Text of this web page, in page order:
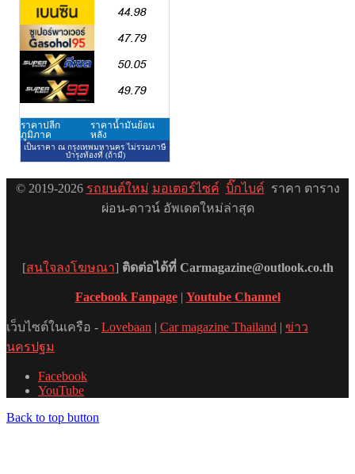
© 2019-2026 รถยนต์ใหม่ มอเตอร์ไซค์ บิ๊กไบค์ ราคา ตาราง
ผ่อน-ดาวน์ อัพเดตใหม่ล่าสุด
[สนใจลงโฆษณา] ติดต่อได้ที่ Carmagazine@outlook.co.th
Facebook Fanpage| Youtube Channel
เว็บไซต์ในเครือ - Lovebaan | Car magazine Thailand | ข่าว
นครปฐม
Facebook
YouTube
Back to top button